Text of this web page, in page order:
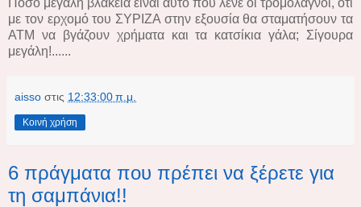
Πόσο μεγάλη βλακεία είναι αυτό που λένε οι τρομολάγνοι, ότι
με τον ερχομό του ΣΥΡΙΖΑ στην εξουσία θα σταματήσουν τα
ATM να βγάζουν χρήματα και τα κατσίκια γάλα; Σίγουρα
μεγάλη!......
aisso στις 12:33:00 π.μ.
Κοινή χρήση
6 πράγματα που πρέπει να ξέρετε για
τη σαμπάνια!!